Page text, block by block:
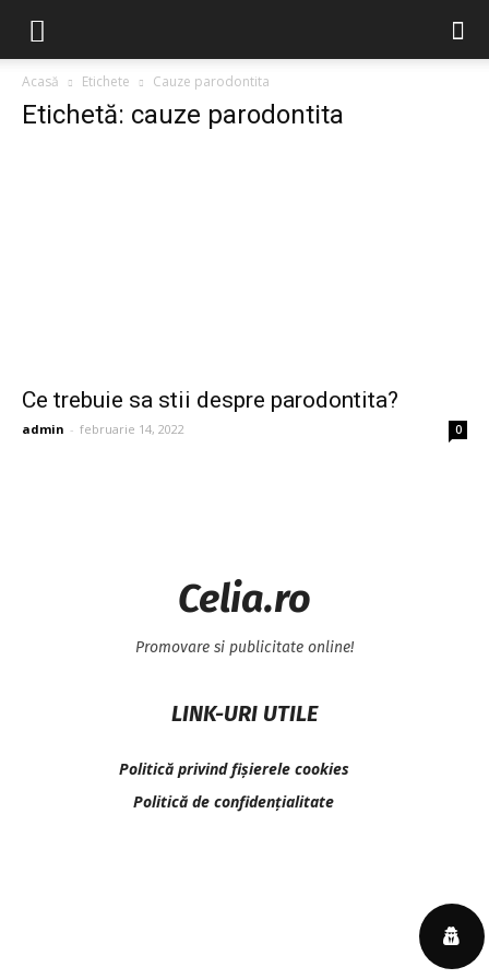
Acasă Etichete Cauze parodontita
Etichetă: cauze parodontita
Ce trebuie sa stii despre parodontita?
admin - februarie 14, 2022 0
Celia.ro
Promovare si publicitate online!
LINK-URI UTILE
Politică privind fișierele cookies
Politică de confidențialitate